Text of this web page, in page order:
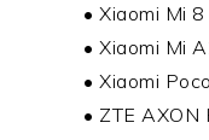
• Xiaomi Mi
• Xiaomi Mi
• Xiaomi
• ZTE AXON